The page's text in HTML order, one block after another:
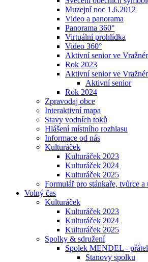
Muzejní noc 1.6.2012
Video a panorama
Panorama 360°
Virtuální prohlídka
Video 360°
Aktivní senior ve
Rok 2023
Aktivní senior ve
Aktivní senior
Rok 2024
Zpravodaj obce
Interaktivní mapa
Stavy vodních toků
Hlášení místního rozhlasu
Informace od nás
Kulturáček
Kulturáček 2023
Kulturáček 2024
Kulturáček 2025
Formulář pro stánkaře, tvůrce
Volný čas
Kulturáček
Kulturáček 2023
Kulturáček 2024
Kulturáček 2025
Spolky & sdružení
Spolek MENDEL -
Stanovy spolku